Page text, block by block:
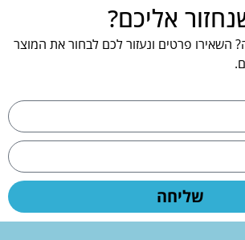
אליכם?
השאירו פרטים ונעזור לכם לבחור את המוצר
שליחה